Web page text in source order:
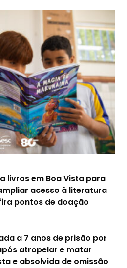
livros em Boa Vista para
acesso à literatura
pontos de doação
a 7 anos de prisão por
atropelar e matar
e absolvida de omissão